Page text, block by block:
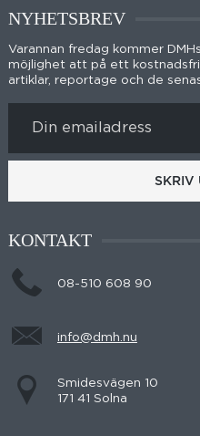
NYHETSBREV
Varannan fredag kommer
möjlighet att på ett
artiklar, reportage och de
SKRIV
KONTAKT
08-510 608 90
info@dmh.nu
Smidesvägen 10
171 41 Solna